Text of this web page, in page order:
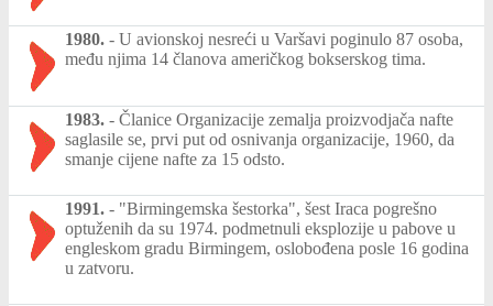
1980. - U avionskoj nesreći u Varšavi poginulo 87 osoba,
među njima 14 članova američkog bokserskog tima.
1983. - Članice Organizacije zemalja proizvodjača nafte
saglasile se, prvi put od osnivanja organizacije, 1960, da
smanje cijene nafte za 15 odsto.
1991. - "Birmingemska šestorka", šest Iraca pogrešno
optuženih da su 1974. podmetnuli eksplozije u pabove u
engleskom gradu Birmingem, oslobođena posle 16 godina
u zatvoru.